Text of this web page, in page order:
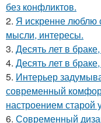
без конфликтов.
2. Я искренне люблю
мысли, интересы.
3. Десять лет в
4. Десять лет в
5. Интерьер
современный
настроением старой
6. Современный